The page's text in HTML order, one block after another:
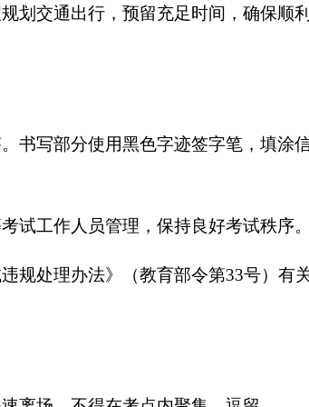
划交通出行，预留充足时间，确保顺利
书写部分使用黑色字迹签字笔，填涂
试工作人员管理，保持良好考试秩序。
规处理办法》（教育部令第33号）有